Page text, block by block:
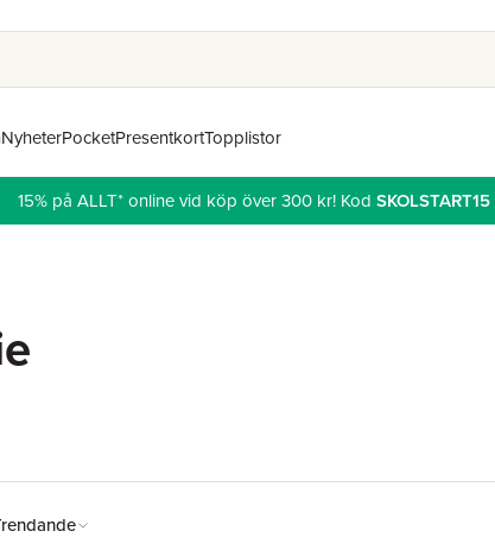
NyheterPocketPresentkortTopplistor
15% på ALLT* online vid köp över 300 kr! Kod SKOLSTART15